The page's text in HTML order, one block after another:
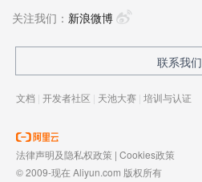
关注我们： 新浪微博
联系我们
文档 | 开发者社区 | 天池大赛 | 培训与认证
法律声明及隐私权政策 | Cookies政策
© 2009-现在 Aliyun.com 版权所有